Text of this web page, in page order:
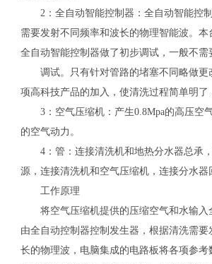
2：全自动智能控制器：全自动智能控
需要发射不同频率和波长的物理智能波。本
全自动智能控制器做了初步调试，一般不需
调试。只有针对管路的堵塞不同略做更
项高科技产品的加入，使清洗过程简单明了
3：空气压缩机：产生0.8Mpa的高压空
的空气动力。
4：管：连接清洗机和地热分水器总承
源，连接清洗机和空气压缩机，连接分水器
工作原理
将空气压缩机提供的压缩空气和水输入
由全自动控制器控制发生器，根据清洗需要
长的物理波，电脑集成的电路板将各项参考